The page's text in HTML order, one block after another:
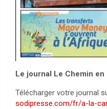
Le journal Le Chemin en
Télécharger votre journal
sodipresse.com/fr/a-la-